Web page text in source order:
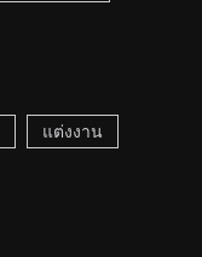
แต่งงาน